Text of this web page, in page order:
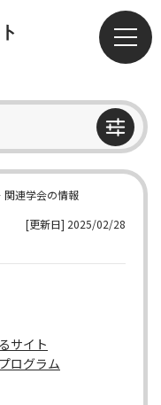
関連学会の情報
[更新日] 2025/02/28
サイト
ログラム